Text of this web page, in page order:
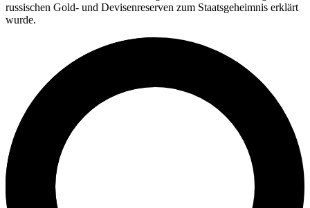
russischen Gold- und Devisenreserven zum Staatsgeheimnis erklärt
wurde.